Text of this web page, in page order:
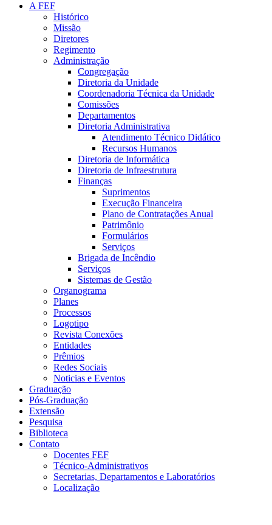
A FEF
Histórico
Missão
Diretores
Regimento
Administração
Congregação
Diretoria da Unidade
Coordenadoria Técnica da Unidade
Comissões
Departamentos
Diretoria Administrativa
Atendimento Técnico Didático
Recursos Humanos
Diretoria de Informática
Diretoria de Infraestrutura
Finanças
Suprimentos
Execução Financeira
Plano de Contratações Anual
Patrimônio
Formulários
Serviços
Brigada de Incêndio
Serviços
Sistemas de Gestão
Organograma
Planes
Processos
Logotipo
Revista Conexões
Entidades
Prêmios
Redes Sociais
Noticias e Eventos
Graduação
Pós-Graduação
Extensão
Pesquisa
Biblioteca
Contato
Docentes FEF
Técnico-Administrativos
Secretarias, Departamentos e Laboratórios
Localização